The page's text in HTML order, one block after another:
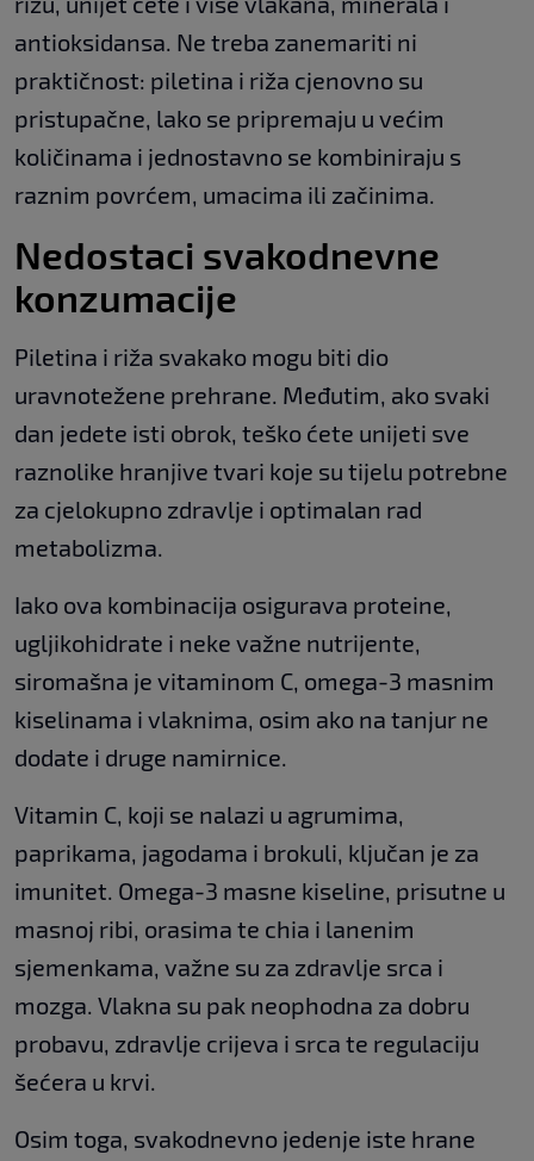
antioksidansa. Ne treba zanemariti ni
praktičnost: piletina i riža cjenovno su
pristupačne, lako se pripremaju u većim
količinama i jednostavno se kombiniraju s
raznim povrćem, umacima ili začinima.
Nedostaci svakodnevne
konzumacije
Piletina i riža svakako mogu biti dio
uravnotežene prehrane. Međutim, ako svaki
dan jedete isti obrok, teško ćete unijeti sve
raznolike hranjive tvari koje su tijelu potrebne
za cjelokupno zdravlje i optimalan rad
metabolizma.
Iako ova kombinacija osigurava proteine,
ugljikohidrate i neke važne nutrijente,
siromašna je vitaminom C, omega-3 masnim
kiselinama i vlaknima, osim ako na tanjur ne
dodate i druge namirnice.
Vitamin C, koji se nalazi u agrumima,
paprikama, jagodama i brokuli, ključan je za
imunitet. Omega-3 masne kiseline, prisutne u
masnoj ribi, orasima te chia i lanenim
sjemenkama, važne su za zdravlje srca i
mozga. Vlakna su pak neophodna za dobru
probavu, zdravlje crijeva i srca te regulaciju
šećera u krvi.
Osim toga, svakodnevno jedenje iste hrane